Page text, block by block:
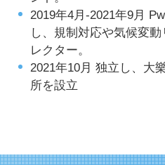
2019年4月-2021年9月
し、規制対応や気候変
レクター。
2021年10月 独立し、大
所を設立